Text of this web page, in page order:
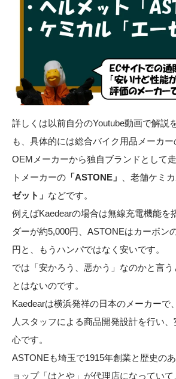
詳しくは以前自分のYoutube動画で解説
も、具体的には総合バイク用品メーカー
OEMメーカーから独自ブランドとして
トメーカーの 「ASTONE」 、老舗ケミ
ゼット」 などです。
例えばKaedearの場合は無線充電機能を
ダーが約5,000円、ASTONEはカーボン
円と、もうハンパではなく安いです。
では「安かろう、悪かう」なのかと言う
とはないのです。
Kaedearは横浜発祥の日本のメーカーで
人スタッフによる商品開発設計を行い
心です。
ASTONEも埼玉で1915年創業と歴史の
ョップ「はとや」が代理店になってい